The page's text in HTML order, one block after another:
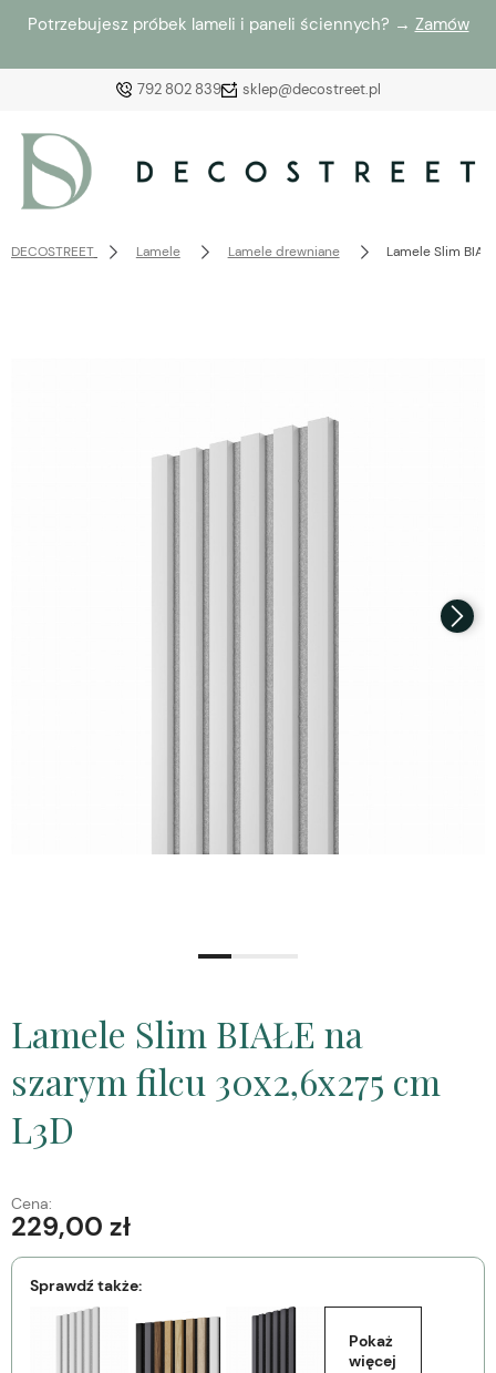
Potrzebujesz próbek lameli i paneli ściennych? → Zamów
792 802 839 sklep@decostreet.pl
z poprzedniej sesji.
DECOSTREET Lamele Lamele drewniane Lamele Slim
Lamele Slim BIAŁE na
szarym filcu 30x2,6x275 cm
L3D
Cena:
229,00 zł
Sprawdź także:
Pokaż
więcej